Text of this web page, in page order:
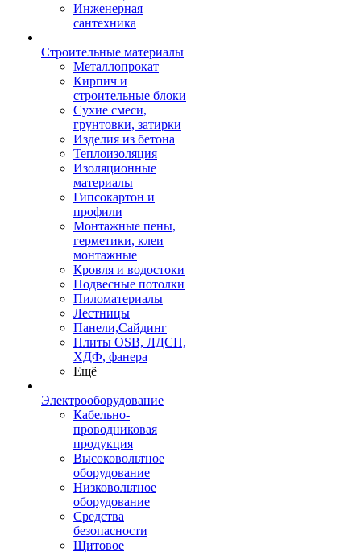
Инженерная
сантехника
Строительные материалы
Металлопрокат
Кирпич и
строительные блоки
Сухие смеси,
грунтовки, затирки
Изделия из бетона
Теплоизоляция
Изоляционные
материалы
Гипсокартон и
профили
Монтажные пены,
герметики, клеи
монтажные
Кровля и водостоки
Подвесные потолки
Пиломатериалы
Лестницы
Панели,Сайдинг
Плиты OSB, ЛДСП,
ХДФ, фанера
Ещё
Электрооборудование
Кабельно-
проводниковая
продукция
Высоковольтное
оборудование
Низковольтное
оборудование
Средства
безопасности
Щитовое